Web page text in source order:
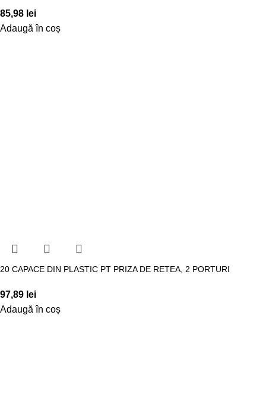
85,98 lei
Adaugă în coș
20 CAPACE DIN PLASTIC PT PRIZA DE RETEA, 2 PORTURI
97,89 lei
Adaugă în coș